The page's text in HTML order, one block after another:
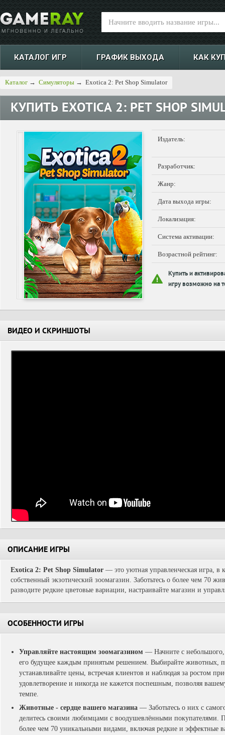
КАТАЛОГ ИГР ГРАФИК ВЫХОДА КАК
Каталог → Симуляторы → Exotica 2: Pet Shop Simulator
КУПИТЬ EXOTICA 2: PET SHOP
Издатель:
Разработчик:
Жанр:
Дата выхода игры:
Локализация:
Система активации:
Возрастной рейтинг:
Купить и
игру возможно на
ВИДЕО И СКРИНШОТЫ
ОПИСАНИЕ ИГРЫ
Exotica 2: Pet Shop Simulator — это уютная управленческая игра, в
собственный экзотический зоомагазин. Заботьтесь о более чем 70
разводите редкие цветовые вариации, настраивайте магазин и
ОСОБЕННОСТИ ИГРЫ
Управляйте настоящим зоомагазином — Начните с
его будущее каждым принятым решением. Выбирайте животных,
устанавливайте цены, встречая клиентов и наблюдая за ростом
удовлетворение и никогда не кажется поспешным, позволяя
темпе.
Животные - сердце вашего магазина — Заботьтесь о них с
делитесь своими любимцами с воодушевлёнными покупателями.
более чем 70 уникальными видами, включая редкие и эффектные